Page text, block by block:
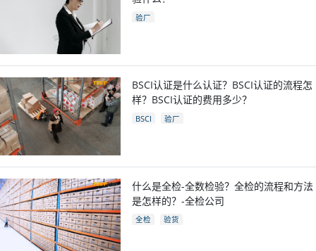
验厂
BSCI认证是什么认证？BSCI认证的流程怎
样？BSCI认证的费用多少？
BSCI 验厂
什么是全检-全数检验？全检的流程和方法
是怎样的？-全检公司
全检 验货